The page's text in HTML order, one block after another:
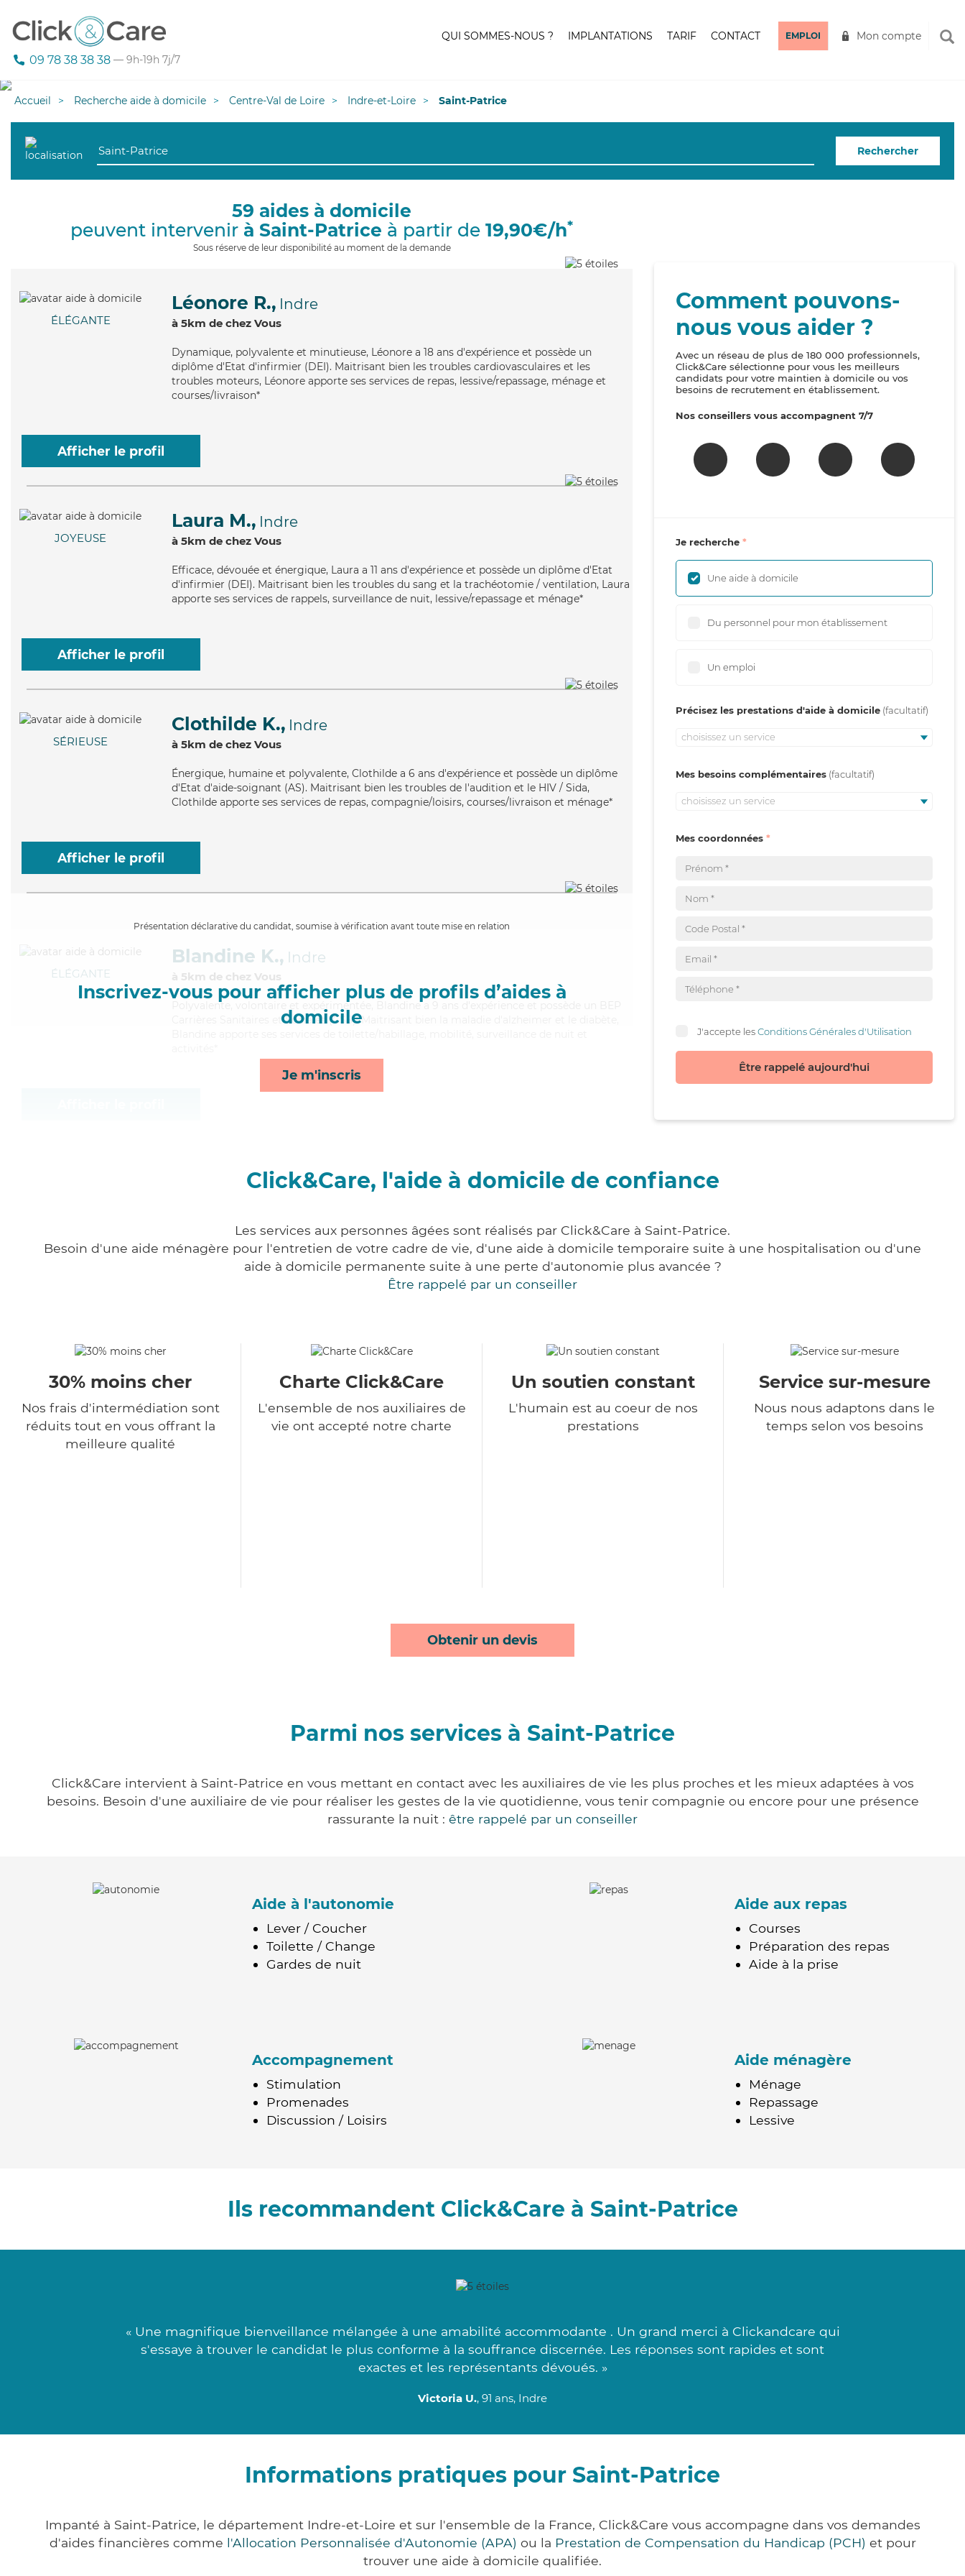
09 78 38 38 38 — 9h-19h 7j/7
QUI SOMMES-NOUS ? IMPLANTATIONS TARIF CONTACT EMPLOI Mon compte
Accueil Recherche aide à domicile Centre-Val de Loire Indre-et-Loire Saint-Patrice
Rechercher
59 aides à domicile
peuvent intervenir à Saint-Patrice à partir de 19,90€/h*
Sous réserve de leur disponibilité au moment de la demande
ÉLÉGANTE
Léonore R., Indre
à 5km de chez Vous
Dynamique, polyvalente et minutieuse, Léonore a 18 ans d'expérience et possède un
diplôme d'Etat d'infirmier (DEI). Maitrisant bien les troubles cardiovasculaires et les
troubles moteurs, Léonore apporte ses services de repas, lessive/repassage, ménage et
courses/livraison*
Afficher le profil
JOYEUSE
Laura M., Indre
à 5km de chez Vous
Efficace, dévouée et énergique, Laura a 11 ans d'expérience et possède un diplôme d'Etat
d'infirmier (DEI). Maitrisant bien les troubles du sang et la trachéotomie / ventilation, Laura
apporte ses services de rappels, surveillance de nuit, lessive/repassage et ménage*
Afficher le profil
SÉRIEUSE
Clothilde K., Indre
à 5km de chez Vous
Énergique, humaine et polyvalente, Clothilde a 6 ans d'expérience et possède un diplôme
d'Etat d'aide-soignant (AS). Maitrisant bien les troubles de l'audition et le HIV / Sida,
Clothilde apporte ses services de repas, compagnie/loisirs, courses/livraison et ménage*
Afficher le profil
Présentation déclarative du candidat, soumise à vérification avant toute mise en relation
Inscrivez-vous pour afficher plus de profils d’aides à
domicile
Je m'inscris
ÉLÉGANTE
Blandine K., Indre
à 5km de chez Vous
Polyvalente
, volontaire et expérimentée, Blandine a 9 ans d'expérience et possède un BEP
Carrières Sanitaires et Sociales (CSS). Maitrisant bien la maladie d'alzheimer et le diabète,
Comment pouvons-
nous vous aider ?
Avec un réseau de plus de 180 000 professionnels,
Click&Care sélectionne pour vous les meilleurs
candidats pour votre maintien à domicile ou vos
besoins de recrutement en établissement.
Nos conseillers vous accompagnent 7/7
Je recherche
Une aide à domicile
Du personnel pour mon établissement
Un emploi
Précisez les prestations d'aide à domicile
choisissez un service
Mes besoins complémentaires
choisissez un service
Mes coordonnées
J'accepte lesConditions Générales d'Utilisation
Être rappelé aujourd'hui
Click&Care, l'aide à domicile de confiance
Les services aux personnes âgées sont réalisés par Click&Care à Saint-Patrice.
Besoin d'une aide ménagère pour l'entretien de votre cadre de vie, d'une aide à domicile temporaire suite à une hospitalisation ou d'une
aide à domicile permanente suite à une perte d'autonomie plus avancée ?
Être rappelé par un conseiller
30% moins cher
Nos frais d'intermédiation sont
réduits tout en vous offrant la
meilleure qualité
Charte Click&Care
L'ensemble de nos auxiliaires de
vie ont accepté notre charte
Un soutien constant
L'humain est au coeur de nos
prestations
Service sur-mesure
Nous nous adaptons dans le
temps selon vos besoins
Obtenir un devis
Parmi nos services à Saint-Patrice
Click&Care intervient à Saint-Patrice en vous mettant en contact avec les auxiliaires de vie les plus proches et les mieux adaptées à vos
besoins. Besoin d'une auxiliaire de vie pour réaliser les gestes de la vie quotidienne, vous tenir compagnie ou encore pour une présence
rassurante la nuit : être rappelé par un conseiller
Aide à l'autonomie
Lever / Coucher
Toilette / Change
Gardes de nuit
Aide aux repas
Courses
Préparation des repas
Aide à la prise
Accompagnement
Stimulation
Promenades
Discussion / Loisirs
Aide ménagère
Ménage
Repassage
Lessive
Ils recommandent Click&Care à Saint-Patrice
« Une magnifique bienveillance mélangée à une amabilité accommodante . Un grand merci à Clickandcare qui
s'essaye à trouver le candidat le plus conforme à la souffrance discernée. Les réponses sont rapides et sont
exactes et les représentants dévoués. »
Victoria U., 91 ans, Indre
Informations pratiques pour Saint-Patrice
Impanté à Saint-Patrice, le département Indre-et-Loire et sur l'ensemble de la France, Click&Care vous accompagne dans vos demandes
d'aides financières comme l'Allocation Personnalisée d'Autonomie (APA) ou la Prestation de Compensation du Handicap (PCH) et pour
trouver une aide à domicile qualifiée.